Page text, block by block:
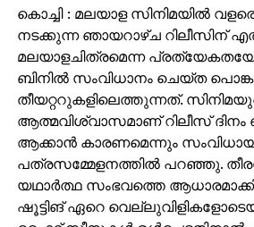
കൊച്ചി : മലയാള സിനിമയില്‍ വളരെ
നടക്കുന്ന ഞായറാഴ്ച റിലീസിന്
മലയാളചിത്രമെന്ന
ബിനില്‍ സംവിധാനം ചെയ്ത
തീയറ്ററുകളിലെത്തുന്നത്.
ആത്മവിശ്വാസമാണ് റിലീസ്
ആക്കാന്‍ കാരണമെന്നും
പത്രസമ്മേളനത്തില്‍ പറഞ്ഞു.
യഥാര്‍ത്ഥ സംഭവത്തെ
ഷൂട്ടിങ് ഏറെ